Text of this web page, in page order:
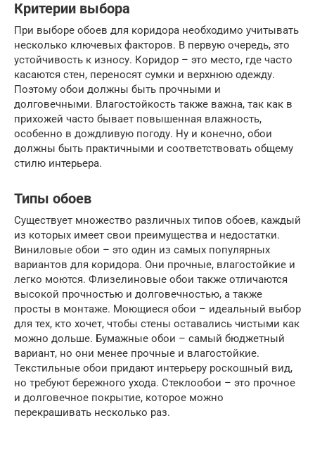
Критерии выбора
При выборе обоев для коридора необходимо учитывать
несколько ключевых факторов. В первую очередь, это
устойчивость к износу. Коридор – это место, где часто
касаются стен, переносят сумки и верхнюю одежду.
Поэтому обои должны быть прочными и
долговечными. Влагостойкость также важна, так как в
прихожей часто бывает повышенная влажность,
особенно в дождливую погоду. Ну и конечно, обои
должны быть практичными и соответствовать общему
стилю интерьера.
Типы обоев
Существует множество различных типов обоев, каждый
из которых имеет свои преимущества и недостатки.
Виниловые обои – это один из самых популярных
вариантов для коридора. Они прочные, влагостойкие и
легко моются. Флизелиновые обои также отличаются
высокой прочностью и долговечностью, а также
просты в монтаже. Моющиеся обои – идеальный выбор
для тех, кто хочет, чтобы стены оставались чистыми как
можно дольше. Бумажные обои – самый бюджетный
вариант, но они менее прочные и влагостойкие.
Текстильные обои придают интерьеру роскошный вид,
но требуют бережного ухода. Стеклообои – это прочное
и долговечное покрытие, которое можно
перекрашивать несколько раз.